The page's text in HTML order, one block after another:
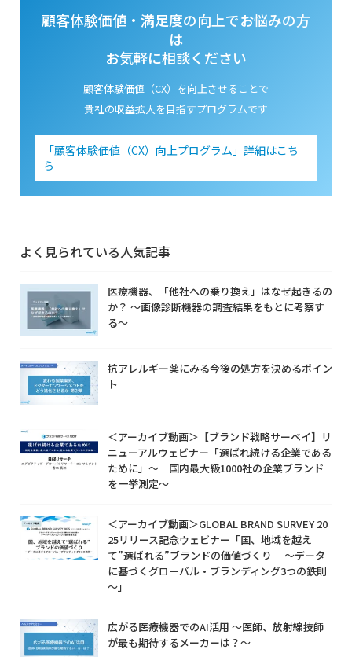
顧客体験価値・満足度の向上でお悩みの方
は
お気軽に相談ください
顧客体験価値（CX）を向上させることで
貴社の収益拡大を目指すプログラムです
「顧客体験価値（CX）向上プログラム」詳細はこち
ら
よく見られている人気記事
医療機器、「他社への乗り換え」はなぜ起きるの
か？ ～画像診断機器の調査結果をもとに考察す
る～
抗アレルギー薬にみる今後の処方を決めるポイン
ト
＜アーカイブ動画＞【ブランド戦略サーベイ】リ
ニューアルウェビナー「選ばれ続ける企業である
ために」～ 国内最大級1000社の企業ブランド
を一挙測定～
＜アーカイブ動画＞GLOBAL BRAND SURVEY 20
25リリース記念ウェビナー「国、地域を越え
て”選ばれる”ブランドの価値づくり ～データ
に基づくグローバル・ブランディング3つの鉄則
～」
広がる医療機器でのAI活用 ～医師、放射線技師
が最も期待するメーカーは？～